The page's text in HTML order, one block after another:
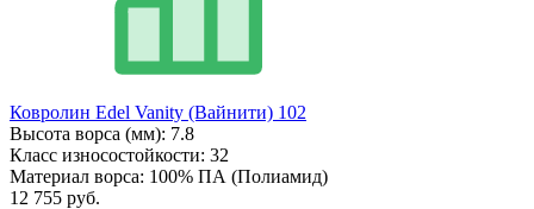
Ковролин Edel Vanity (Вайнити) 102
Высота ворса (мм): 7.8
Класс износостойкости: 32
Материал ворса: 100% ПА (Полиамид)
12 755 руб.